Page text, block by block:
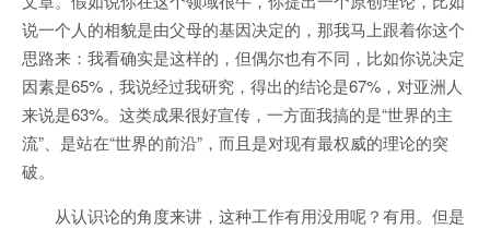
说一个人的相貌是由父母的基因决定的，那我马上跟着你这个
思路来：我看确实是这样的，但偶尔也有不同，比如你说决定
因素是65%，我说经过我研究，得出的结论是67%，对亚洲人
来说是63%。这类成果很好宣传，一方面我搞的是“世界的主
流”、是站在“世界的前沿”，而且是对现有最权威的理论的突
破。
从认识论的角度来讲，这种工作有用没用呢？有用。但是